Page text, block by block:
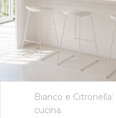
Bianco e
cucina.